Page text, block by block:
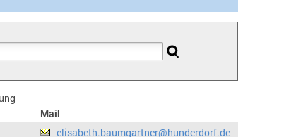
Mail
elisabeth.baumgartner@hunderdorf.de